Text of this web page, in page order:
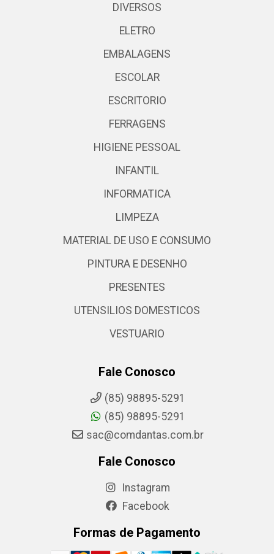
DIVERSOS
ELETRO
EMBALAGENS
ESCOLAR
ESCRITORIO
FERRAGENS
HIGIENE PESSOAL
INFANTIL
INFORMATICA
LIMPEZA
MATERIAL DE USO E CONSUMO
PINTURA E DESENHO
PRESENTES
UTENSILIOS DOMESTICOS
VESTUARIO
Fale Conosco
(85) 98895-5291
(85) 98895-5291
sac@comdantas.com.br
Fale Conosco
Instagram
Facebook
Formas de Pagamento